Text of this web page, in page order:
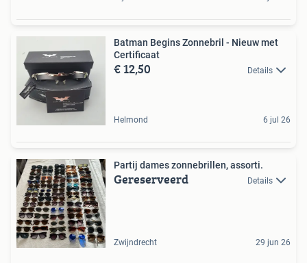
Batman Begins Zonnebril - Nieuw met
Certificaat
€ 12,50 Details
Helmond 6 jul 26
Partij dames zonnebrillen, assorti.
Gereserveerd Details
Zwijndrecht 29 jun 26